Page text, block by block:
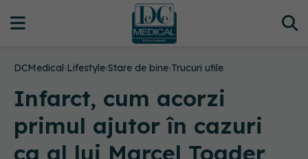
DCMedical›Lifestyle›Stare de bine›Trucuri utile
Infarct, cum acorzi
primul ajutor în cazuri
ca al lui Marcel Toader